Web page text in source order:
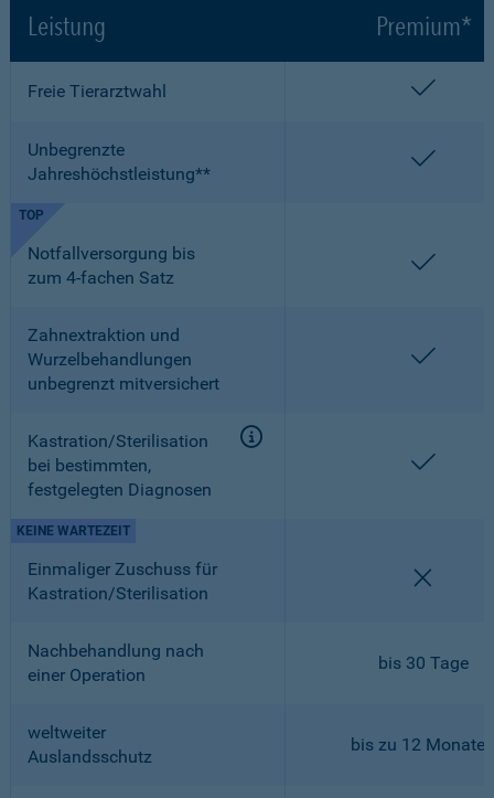
Leistung Premium*
Freie Tierarztwahl
Unbegrenzte
Jahreshöchstleistung**
Notfallversorgung bis
zum 4-fachen Satz
TOP
Zahnextraktion und
Wurzelbehandlungen
unbegrenzt mitversichert
Kastration/Sterilisation
bei bestimmten,
festgelegten Diagnosen
Einmaliger Zuschuss für
Kastration/Sterilisation
KEINE WARTEZEIT
Nachbehandlung nach
einer Operation
bis 30 Tage
weltweiter
Auslandsschutz
bis zu 12 Monaten